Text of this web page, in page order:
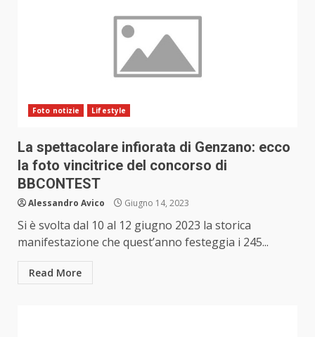
Foto notizie Lifestyle
La spettacolare infiorata di Genzano: ecco
la foto vincitrice del concorso di
BBCONTEST
Alessandro Avico Giugno 14, 2023
Si è svolta dal 10 al 12 giugno 2023 la storica
manifestazione che quest’anno festeggia i 245...
Read More